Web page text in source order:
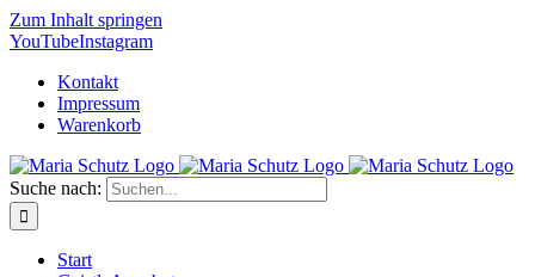
Zum Inhalt springen
YouTubeInstagram
Kontakt
Impressum
Warenkorb
Suche nach:
Start